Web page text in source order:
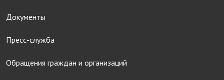
Документы
Пресс-служба
Обращения граждан и организаций